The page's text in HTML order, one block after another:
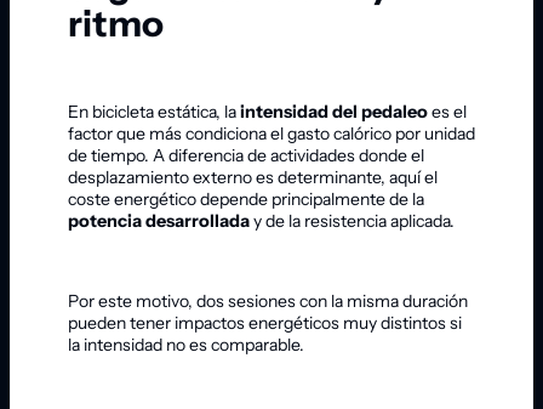
ritmo
En bicicleta estática, laintensidad del pedaleoes el
factor que más condiciona el gasto calórico por unidad
de tiempo. A diferencia de actividades donde el
desplazamiento externo es determinante, aquí el
coste energético depende principalmente de la
potencia desarrolladay de la resistencia aplicada.
Por este motivo, dos sesiones con la misma duración
pueden tener impactos energéticos muy distintos si
la intensidad no es comparable.